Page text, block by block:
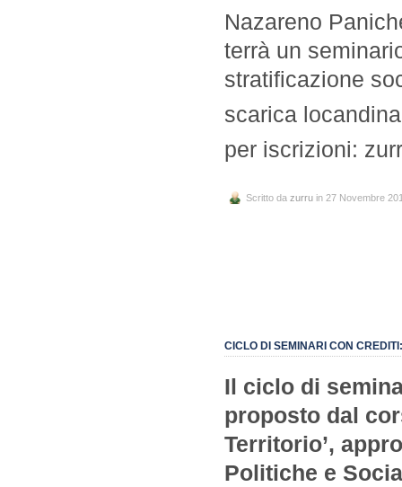
Nazareno
terrà un
stratificazione
scarica
per iscrizioni:
Scritto da zurru in 27 Novembre
CICLO DI SEMINARI CON
Il ciclo di
proposto dal
Territorio’,
Politiche e